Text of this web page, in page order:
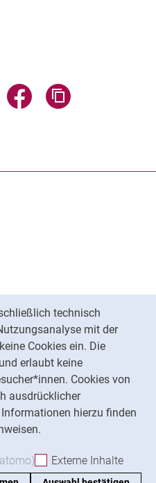
technisch
mit der
Cookies ein. Die
erlaubt keine
Cookies von
ausdrücklicher
hierzu finden
akzeptieren
Analyse-Cookies
Externe Inhalte
E-Mail teilen
Seite über WhatsApp teilen
Seite über Facebook